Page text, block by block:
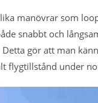
manövrar som
snabbt och
gör att man
flygtillstånd under